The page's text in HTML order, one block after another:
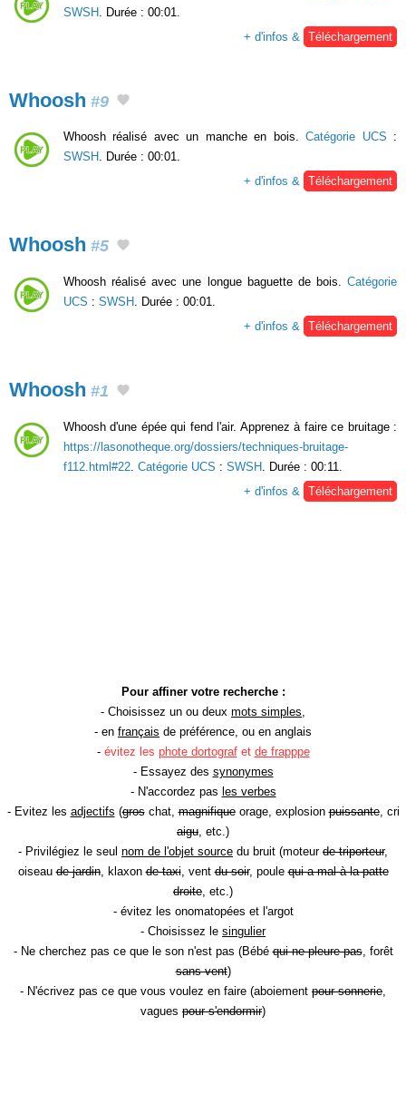
SWSH . Durée : 00:01.
+ d'infos &
Téléchargement
Whoosh #9
Whoosh réalisé avec un manche en bois.Catégorie UCS :
SWSH . Durée : 00:01.
+ d'infos & Téléchargement
Whoosh #5
Whoosh réalisé avec une longue baguette de bois. Catégorie
UCS : SWSH
. Durée : 00:01.
+ d'infos &
Téléchargement
Whoosh #1
Whoosh d'une épée qui fend l'air. Apprenez à faire ce bruitage :
https://lasonotheque.org/dossiers/techniques-bruitage-
f112.html#22 Catégorie UCS : SWSH . Durée : 00:11.
+ d'infos &
Téléchargement
Pour affiner votre recherche :
- Choisissez un ou deux mots simples
- en français de préférence, ou en anglais
- évitez les phote dortografet de frapppe
- Essayez des synonymes
- N'accordez pas les verbes
- Evitez les adjectifs (groschat,magnifiqueorage, explosionpuissante, cri
aigu , etc.)
- Privilégiez le seul nom de l'objet source du bruit (moteur de triporteur,
oiseaude jardin, klaxonde taxi, ventdu soir, poulequi a mal à la patte
droite , etc.)
- évitez les onomatopées et l'argot
- Choisissez le singulier
- Ne cherchez pas ce que le son n'est pas (Bébéqui ne pleure pas, forêt
sans vent)
- N'écrivez pas ce que vous voulez en faire (aboiement pour sonnerie
vagues pour s'endormir)